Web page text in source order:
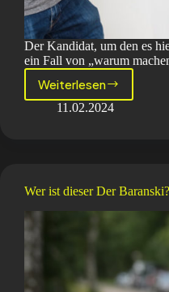
Der Kandidat, um den es
ein Fall von „warum
Weiterlesen
Der
Baranski
11.02.2024
Wer ist dieser Der